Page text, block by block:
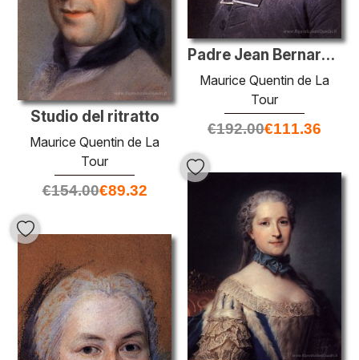
Padre Jean Bernard Le Blanc, critico d'arte
Maurice Quentin de La
Tour
€192.00€111.36
Studio del ritratto
Maurice Quentin de La
Tour
€154.00€89.32